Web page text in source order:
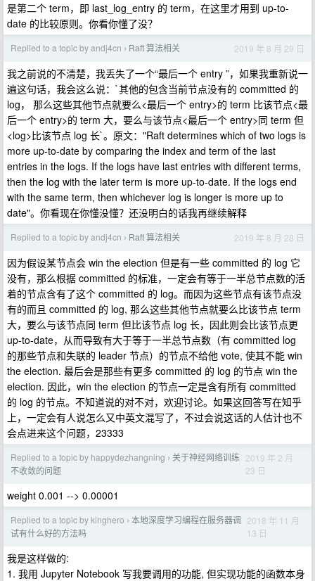
是第二个 term，即 last_log_entry 的 term，在这里才用到 up-to-
date 的比较原则。你看你懂了没？
Replied to a topic by andj4cn › Raft 算法相关 2019 年 8 月 29 日
我之前说的不清楚，我丢失了一个“最后一个 entry ”，如果我重新说一
遍这句话，我会这么说：`其他的包含当前节点没有的 committed 的
log， 那么这些其他节点就要么<最后一个 entry>的 term 比该节点<最
后一个 entry>的 term 大，要么与该节点<最后一个 entry>同 term 但
<log>比该节点 log 长`。原文："Raft determines which of two logs is
more up-to-date by comparing the index and term of the last
entries in the logs. If the logs have last entries with different terms,
then the log with the later term is more up-to-date. If the logs end
with the same term, then whichever log is longer is more up to
date"。你看现在你懂没懂？还没明白的话我再继续解释
Replied to a topic by andj4cn › Raft 算法相关 2019 年 8 月 28 日
因为假设某节点会 win the election 但是有一些 committed 的 log 它
没有，那么根据 committed 的标准，一定会有等于一半总节点数的活
着的节点含有了这个 committed 的 log。而因为这些节点有该节点没
有的而且 committed 的 log, 那么这些其他节点就要么比该节点 term
大，要么与该节点同 term 但比该节点 log 长，因此则会比该节点更
up-to-date，从而导致有大于等于一半总节点数（有 committed log
的那些节点和失联的 leader 节点）的节点不给他 vote, 使其不能 win
the election. 最后会是那些有更多 committed 的 log 的节点 win the
election. 因此，win the election 的节点一定是含有所有 committed
的 log 的节点。不知道说的对不对，欢迎讨论。如果这回答写在知乎
上，一定会有人说怎么又中英文混写了，不过会说这话的人估计也不
会点进来这个问题，23333
Replied to a topic by happydezhangning › 关于神经网络训练
不收敛的问题
2019 年 2 月
23 日
weight 0.001 --> 0.00001
Replied to a topic by kinghero › 本地深度学习编程在服务器调
试有什么好的方法吗
2018 年 11 月
13 日
我是这样做的:
1. 我用 Jupyter Notebook 写我要调用的功能, 但实现功能的函数本身